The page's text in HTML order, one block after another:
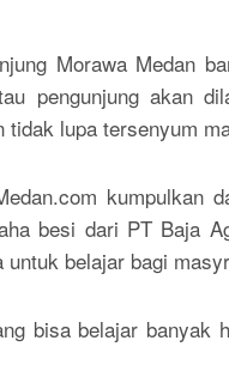
Morawa Medan
pengunjung akan
lupa tersenyum
kumpulkan
besi dari PT Baja
belajar bagi
bisa belajar